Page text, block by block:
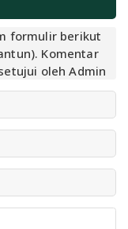
formulir berikut
Komentar
oleh Admin